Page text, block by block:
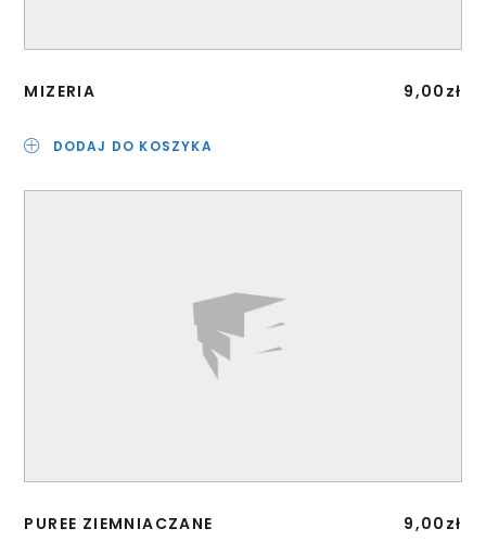
MIZERIA 9,00 zł
DODAJ DO KOSZYKA
PUREE ZIEMNIACZANE 9,00 zł